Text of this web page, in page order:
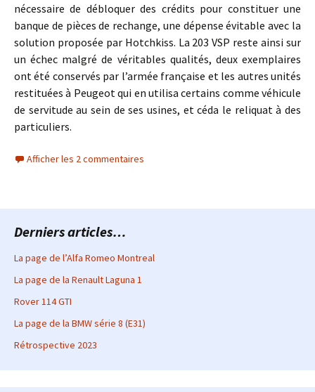
nécessaire de débloquer des crédits pour constituer une
banque de pièces de rechange, une dépense évitable avec la
solution proposée par Hotchkiss. La 203 VSP reste ainsi sur
un échec malgré de véritables qualités, deux exemplaires
ont été conservés par l’armée française et les autres unités
restituées à Peugeot qui en utilisa certains comme véhicule
de servitude au sein de ses usines, et céda le reliquat à des
particuliers.
Afficher les 2 commentaires
Derniers articles…
La page de l’Alfa Romeo Montreal
La page de la Renault Laguna 1
Rover 114 GTI
La page de la BMW série 8 (E31)
Rétrospective 2023